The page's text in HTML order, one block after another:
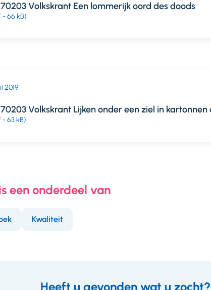
Volkskrant Een lommerijk oord des doods
- 66 kB)
Volkskrant Lijken onder een ziel in kartonnen
- 63 kB)
2019
een onderdeel van
Kwaliteit
Heeft u gevonden wat u zocht?